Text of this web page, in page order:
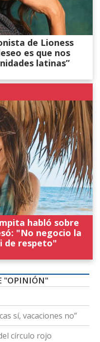
de Lioness
es que nos
latinas”
habló sobre
"No negocio la
de respeto"
"OPINIÓN"
sí, vacaciones no”
círculo rojo